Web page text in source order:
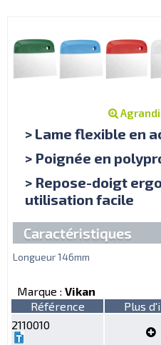
> Lame flexible en
> Poignée en
> Repose-doigt
utilisation facile
Caractéristiques
Longueur 146mm
Marque : Vikan
Référence
Plus
2110010